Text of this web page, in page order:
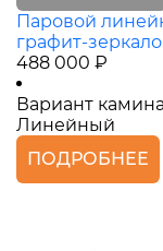
Паровой
графит-зеркало
488 000 ₽
Вариант камина
Линейный
ПОДРОБНЕЕ